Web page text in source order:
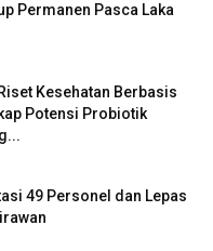
Permanen Pasca Laka
Kesehatan Berbasis
Potensi Probiotik
49 Personel dan Lepas